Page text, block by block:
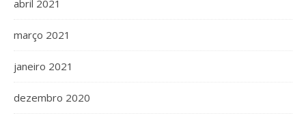
abril 2021
março 2021
janeiro 2021
dezembro 2020